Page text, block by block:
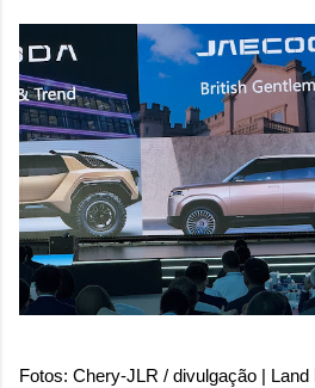
Fotos: Chery-JLR / divulgação |